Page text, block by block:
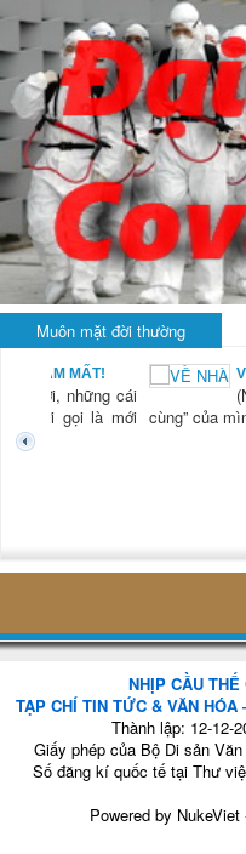
Muôn mặt đời thường
NAM MẤT!
“Xời, những cái
mới gọi là mới cùng” của
NHỊP CẦU
TẠP CHÍ TIN TỨC & VĂN
Thành lập: 12-12-
Giấy phép của Bộ Di sản
Số đăng kí quốc tế tại Thư
Powered by NukeViet